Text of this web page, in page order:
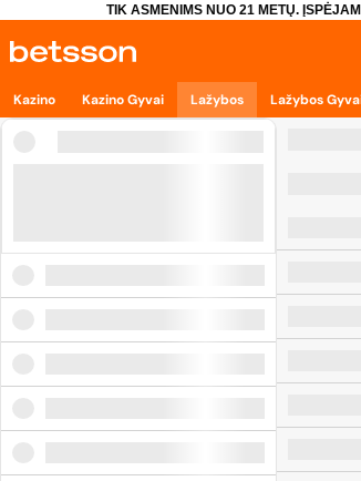
TIK ASMENIMS NUO 21 METŲ.
Kazino Kazino Gyvai Lažybos Lažybos